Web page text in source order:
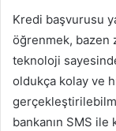
Kredi başvurusu
öğrenmek, bazen
teknoloji
oldukça kolay ve
bankanın SMS